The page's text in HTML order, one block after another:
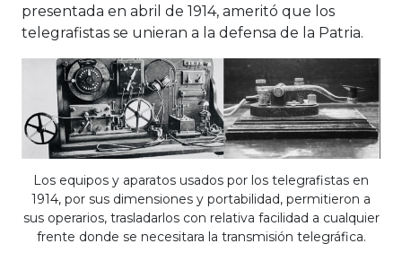
presentada en abril de 1914, ameritó que los
telegrafistas se unieran a la defensa de la Patria.
Los equipos y aparatos usados por los telegrafistas en
1914, por sus dimensiones y portabilidad, permitieron a
sus operarios, trasladarlos con relativa facilidad a cualquier
frente donde se necesitara la transmisión telegráfica.